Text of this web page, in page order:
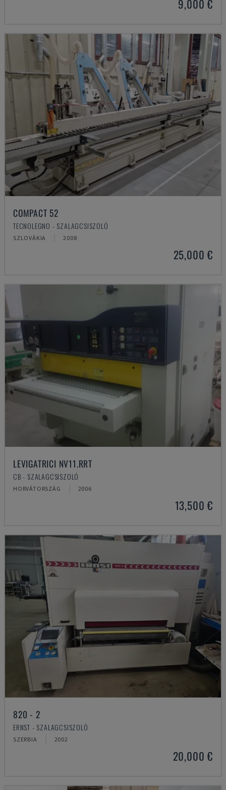
9,000 €
COMPACT 52
TECNOLEGNO - SZALAGCSISZOLÓ
SZLOVÁKIA 2008
25,000 €
LEVIGATRICI NV11.RRT
CB - SZALAGCSISZOLÓ
HORVÁTORSZÁG 2006
13,500 €
820 - 2
ERNST - SZALAGCSISZOLÓ
SZERBIA 2002
20,000 €